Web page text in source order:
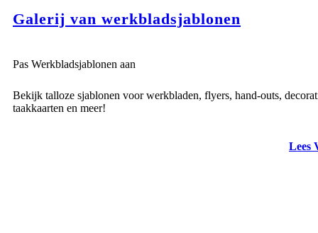
Galerij van werkbladsjablonen
Pas Werkbladsjablonen aan
Bekijk talloze sjablonen voor werkbladen, flyers, hand-outs,
taakkaarten en meer!
Lees